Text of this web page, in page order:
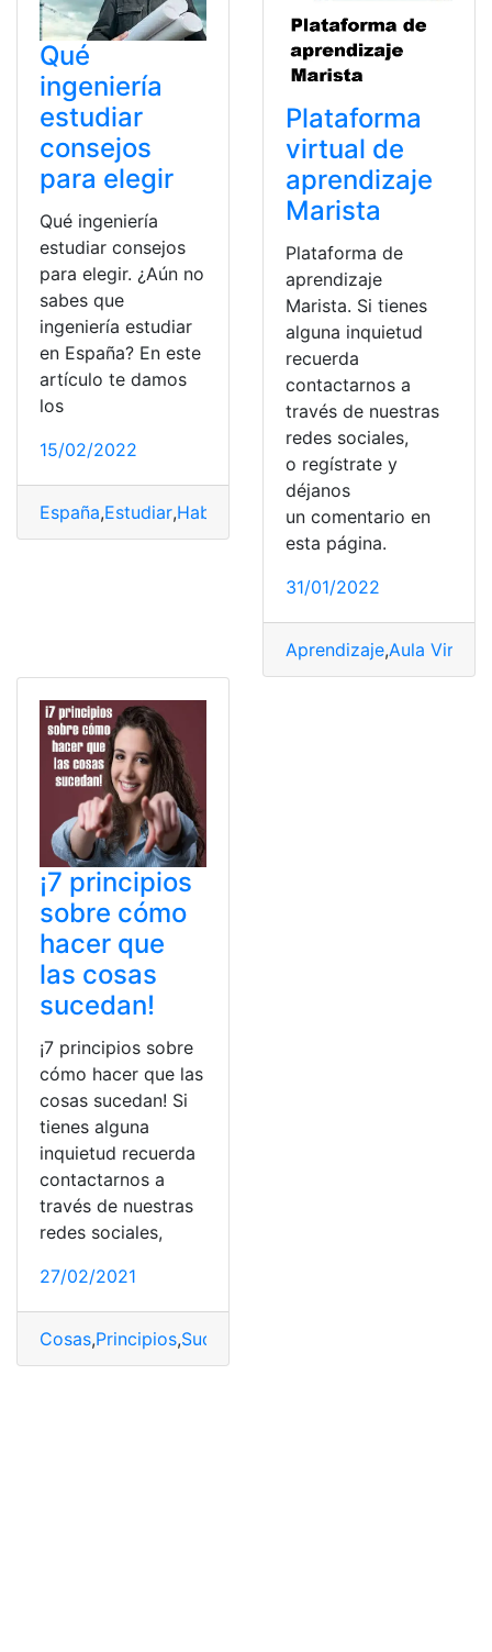
Qué
ingeniería
estudiar
consejos
para elegir
Qué ingeniería
estudiar consejos
para elegir. ¿Aún no
sabes que
ingeniería estudiar
en España? En este
artículo te damos
los
15/02/2022
España,Estudiar,Habilidades Ingeniería,Principios
Plataforma
virtual de
aprendizaje
Marista
Plataforma de
aprendizaje
Marista. Si tienes
alguna inquietud
recuerda
contactarnos a
través de nuestras
redes sociales,
o regístrate y
déjanos
un comentario en
esta página.
31/01/2022
Aprendizaje,Aula Virtual
¡7 principios
sobre cómo
hacer que
las cosas
sucedan!
¡7 principios sobre
cómo hacer que las
cosas sucedan! Si
tienes alguna
inquietud recuerda
contactarnos a
través de nuestras
redes sociales,
27/02/2021
Cosas,Principios,Suceder